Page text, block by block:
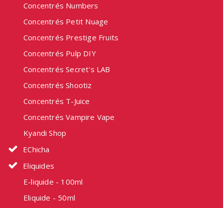
Concentrés Numbers
Concentrés Petit Nuage
Concentrés Prestige Fruits
Concentrés Pulp DIY
Concentrés Secret's LAB
Concentrés Shootiz
Concentrés T-Juice
Concentrés Vampire Vape
Kyandi Shop
EChicha
Eliquides
E-liquide - 100ml
Eliquide - 50ml